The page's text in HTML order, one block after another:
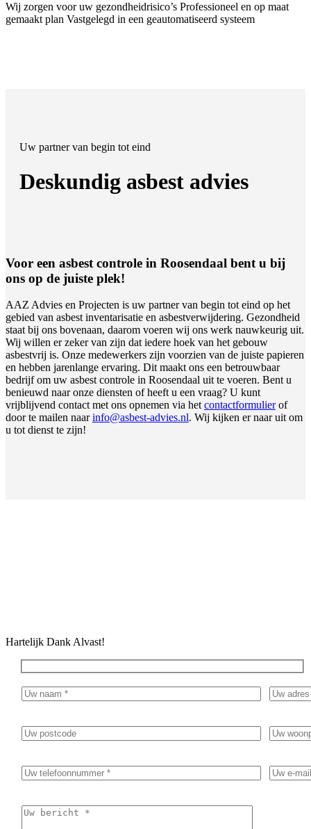
Wij zorgen voor uw gezondheidrisico’s Professioneel en op maat
gemaakt plan Vastgelegd in een geautomatiseerd systeem
Uw partner van begin tot eind
Deskundig asbest advies
Voor een asbest controle in Roosendaal bent u bij
ons op de juiste plek!
AAZ Advies en Projecten is uw partner van begin tot eind op het
gebied van asbest inventarisatie en asbestverwijdering. Gezondheid
staat bij ons bovenaan, daarom voeren wij ons werk nauwkeurig uit.
Wij willen er zeker van zijn dat iedere hoek van het gebouw
asbestvrij is. Onze medewerkers zijn voorzien van de juiste papieren
en hebben jarenlange ervaring. Dit maakt ons een betrouwbaar
bedrijf om uw asbest controle in Roosendaal uit te voeren. Bent u
benieuwd naar onze diensten of heeft u een vraag? U kunt
vrijblijvend contact met ons opnemen via hetcontactformulierof
door te mailen naarinfo@asbest-advies.nl. Wij kijken er naar uit om
u tot dienst te zijn!
Hartelijk Dank Alvast!